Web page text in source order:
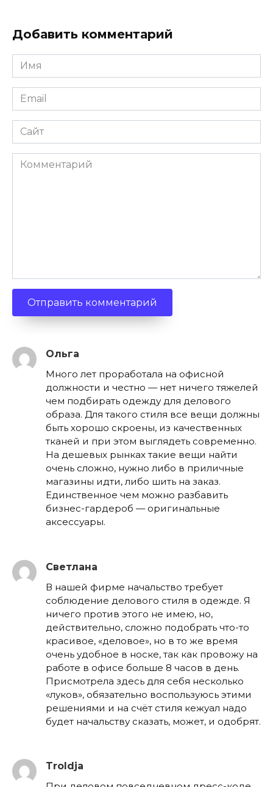
Добавить комментарий
Имя
*
Email
*
Сайт
Комментарий
Ольга
Много лет проработала на офисной
должности и честно — нет ничего тяжелей
чем подбирать одежду для делового
образа. Для такого стиля все вещи должны
быть хорошо скроены, из качественных
тканей и при этом выглядеть современно.
На дешевых рынках такие вещи найти
очень сложно, нужно либо в приличные
магазины идти, либо шить на заказ.
Единственное чем можно разбавить
бизнес-гардероб — оригинальные
аксессуары.
Светлана
В нашей фирме начальство требует
соблюдение делового стиля в одежде. Я
ничего против этого не имею, но,
действительно, сложно подобрать что-то
красивое, «деловое», но в то же время
очень удобное в носке, так как провожу на
работе в офисе больше 8 часов в день.
Присмотрела здесь для себя несколько
«луков», обязательно воспользуюсь этими
решениями и на счёт стиля кежуал надо
будет начальству сказать, может, и одобрят.
Troldja